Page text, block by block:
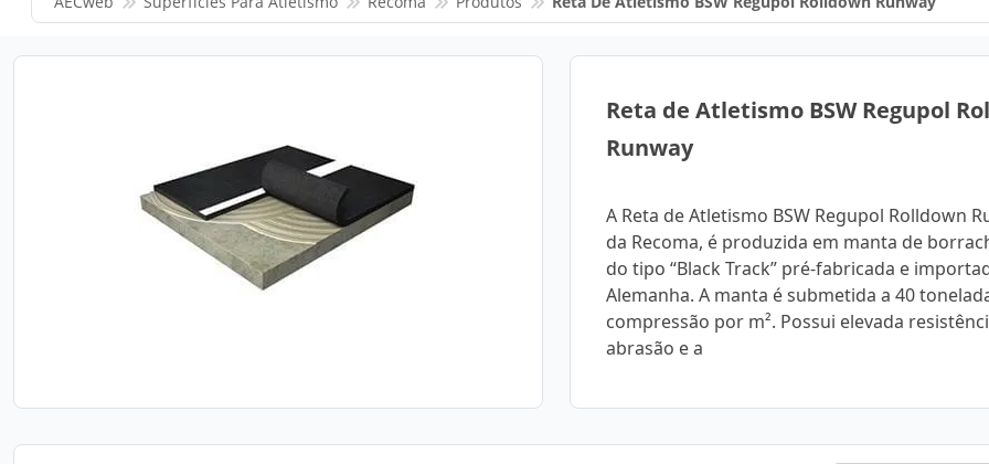
Reta de Atletismo BSW Regupol
Runway
A Reta de Atletismo BSW Regupol Rolldown
da Recoma, é produzida em manta de
do tipo “Black Track” pré-fabricada e
Alemanha. A manta é submetida a 40
compressão por m². Possui elevada
abrasão e a